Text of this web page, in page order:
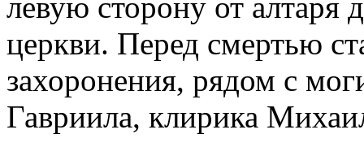
церкви. Перед смертью
захоронения, рядом с
Гавриила, клирика